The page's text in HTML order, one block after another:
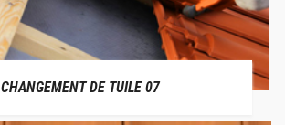
CHANGEMENT DE TUILE 07